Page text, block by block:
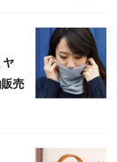
ヤ
売